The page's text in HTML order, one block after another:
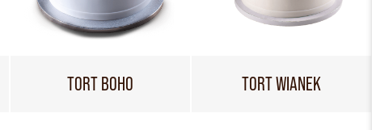
TORT BOHO TORT WIANEK